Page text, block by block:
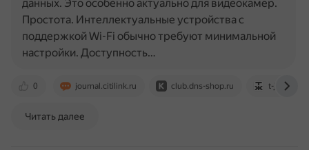
0 journal.citilink.ru club.dns-shop.ru t-j.ru
данных. Это особенно актуально для видеокамер.
Простота. Интеллектуальные устройства с
поддержкой Wi-Fi обычно требуют минимальной
настройки. Доступность…
Читать далее